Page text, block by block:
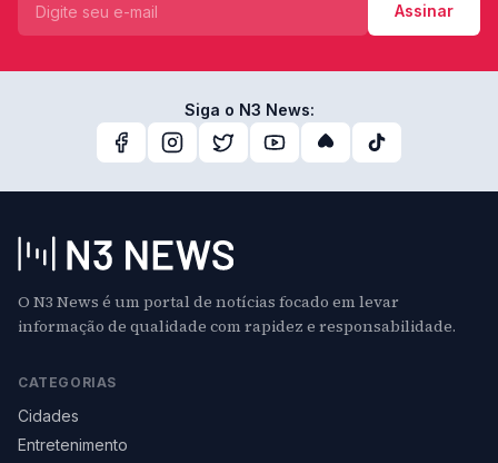
Assinar
Siga o N3 News:
O N3 News é um portal de notícias focado em levar
informação de qualidade com rapidez e responsabilidade.
CATEGORIAS
Cidades
Entretenimento